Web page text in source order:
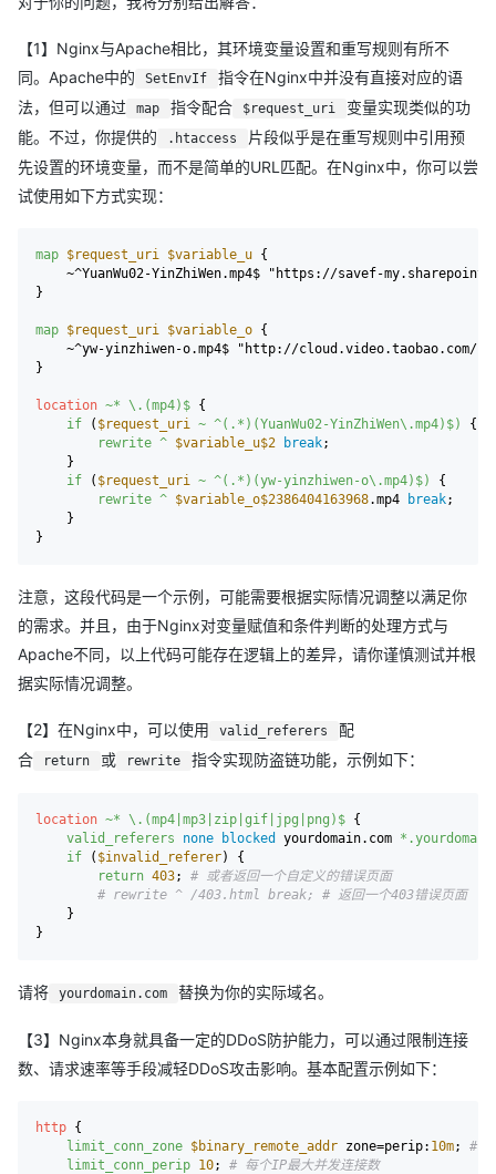
【1】Nginx与Apache相比，其环境变量设置和重写规则有所不
同。Apache中的
SetEnvIf
指令在Nginx中并没有直接对应的语
法，但可以通过
map 指令配合 $request_uri
变量实现类似的功
能。不过，你提供的
.htaccess
片段似乎是在重写规则中引用预
先设置的环境变量，而不是简单的URL匹配。在Nginx中，你可以尝
试使用如下方式实现：
map $request_uri $variable_u {
~^YuanWu02-YinZhiWen.mp4$ "https://savef-
}
map $request_uri $variable_o {
~^yw-yinzhiwen-o.mp4$ "http://cloud.video.taobao.com/
}
location ~* \.(mp4)$ {
if ( $request_uri ~ ^(.*)(YuanWu02-YinZhiWen\.mp4)$)
{
rewrite ^ $variable_u$2 break;
    }
if ( $request_uri ~ ^(.*)(yw-yinzhiwen-o\.mp4)$)
{
rewrite ^ $variable_o$2386404163968.mp4 break;
    }
注意，这段代码是一个示例，可能需要根据实际情况调整以满足你
的需求。并且，由于Nginx对变量赋值和条件判断的处理方式与
Apache不同，以上代码可能存在逻辑上的差异，请你谨慎测试并根
据实际情况调整。
【2】在Nginx中，可以使用 valid_referers
配
合
return 或 rewrite 指令实现防盗链功能，示例如下：
location ~* \.(mp4|mp3|zip|gif|jpg|png)$ {
valid_referers
none blocked yourdomain.com
if ( $invalid_referer) {
return 403; # 或者返回一个自定义的错误页面
# rewrite ^ /403.html break; # 返回一个403错误页面
    }
请将 yourdomain.com 替换为你的实际域名。
【3】Nginx本身就具备一定的DDoS防护能力，可以通过限制连接
数、请求速率等手段减轻DDoS攻击影响。基本配置示例如下：
http {
limit_conn_zone $binary_remote_addr zone=perip: 10m; #
limit_conn_perip 10; # 每个IP最大并发连接数